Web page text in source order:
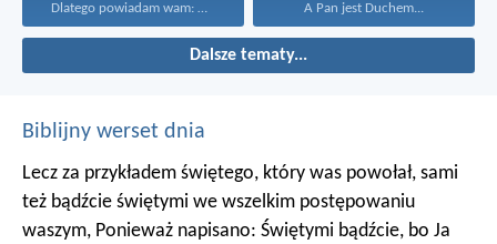
Dlatego powiadam wam: Wszystko... A Pan jest Duchem...
Dalsze tematy...
Biblijny werset dnia
Lecz za przykładem świętego, który was powołał, sami
też bądźcie świętymi we wszelkim postępowaniu
waszym, Ponieważ napisano: Świętymi bądźcie, bo Ja